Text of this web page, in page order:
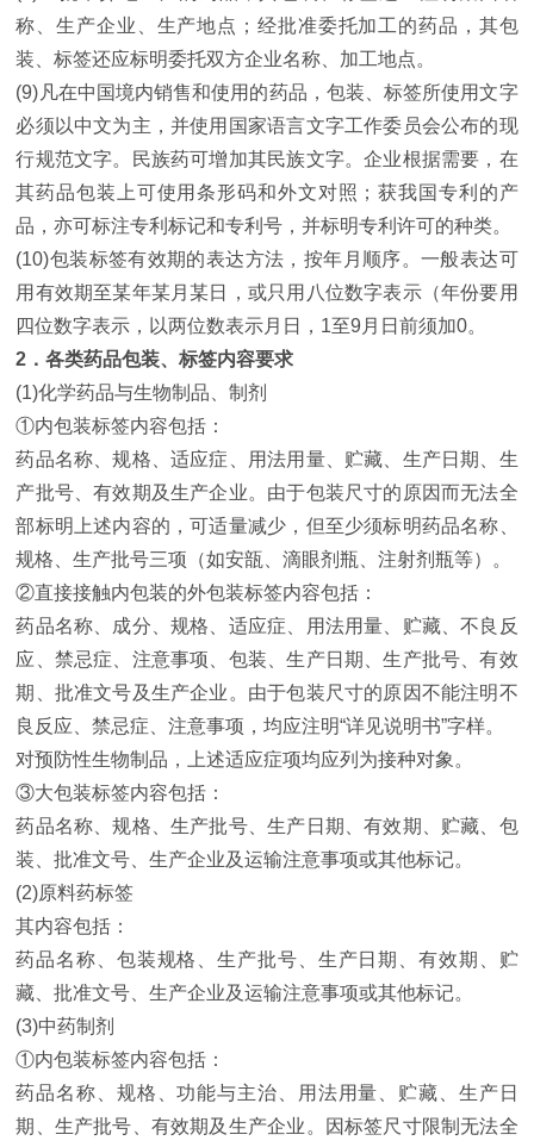
称、生产企业、生产地点；经批准委托加工的药品，其包
装、标签还应标明委托双方企业名称、加工地点。
(9)凡在中国境内销售和使用的药品，包装、标签所使用文字
必须以中文为主，并使用国家语言文字工作委员会公布的现
行规范文字。民族药可增加其民族文字。企业根据需要，在
其药品包装上可使用条形码和外文对照；获我国专利的产
品，亦可标注专利标记和专利号，并标明专利许可的种类。
(10)包装标签有效期的表达方法，按年月顺序。一般表达可
用有效期至某年某月某日，或只用八位数字表示（年份要用
四位数字表示，以两位数表示月日，1至9月日前须加0。
2．各类药品包装、标签内容要求
(1)化学药品与生物制品、制剂
①内包装标签内容包括：
药品名称、规格、适应症、用法用量、贮藏、生产日期、生
产批号、有效期及生产企业。由于包装尺寸的原因而无法全
部标明上述内容的，可适量减少，但至少须标明药品名称、
规格、生产批号三项（如安瓿、滴眼剂瓶、注射剂瓶等）。
②直接接触内包装的外包装标签内容包括：
药品名称、成分、规格、适应症、用法用量、贮藏、不良反
应、禁忌症、注意事项、包装、生产日期、生产批号、有效
期、批准文号及生产企业。由于包装尺寸的原因不能注明不
良反应、禁忌症、注意事项，均应注明“详见说明书”字样。
对预防性生物制品，上述适应症项均应列为接种对象。
③大包装标签内容包括：
药品名称、规格、生产批号、生产日期、有效期、贮藏、包
装、批准文号、生产企业及运输注意事项或其他标记。
(2)原料药标签
其内容包括：
药品名称、包装规格、生产批号、生产日期、有效期、贮
藏、批准文号、生产企业及运输注意事项或其他标记。
(3)中药制剂
①内包装标签内容包括：
药品名称、规格、功能与主治、用法用量、贮藏、生产日
期、生产批号、有效期及生产企业。因标签尺寸限制无法全